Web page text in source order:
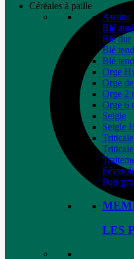
Céréales à paille
Avoine
Blé
Blé dur
Blé
Blé
Orge
Orge
Orge 2
Orge 6
Seigle
Seigle
Triticale
Pois
LES